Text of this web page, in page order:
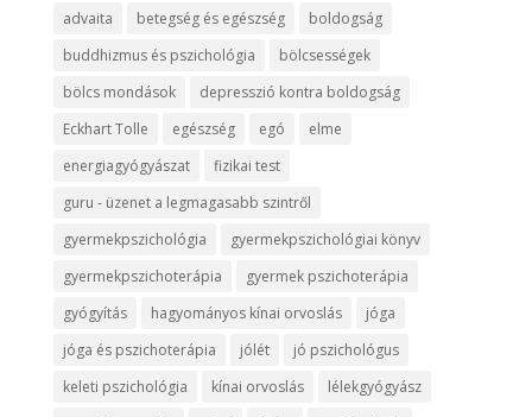
advaita betegség és egészség
boldogság
buddhizmus és pszichológia
bölcsességek
bölcs mondások
depresszió kontra boldogság
Eckhart Tolle
egészség egó
elme
energiagyógyászat
fizikai test
guru - üzenet a legmagasabb szintről
gyermekpszichológia
gyermekpszichológiai könyv
gyermekpszichoterápia
gyermek pszichoterápia
gyógyítás
hagyományos kínai orvoslás
jóga
jóga és pszichoterápia
jólét
jó pszichológus
keleti pszichológia
kínai orvoslás
lélekgyógyász